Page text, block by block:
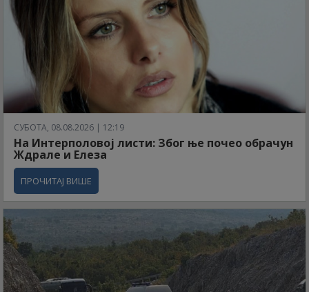
СУБОТА, 08.08.2026 | 12:19
На Интерполовој листи: Због ње почео обрачун
Ждрале и Елеза
ПРОЧИТАЈ ВИШЕ